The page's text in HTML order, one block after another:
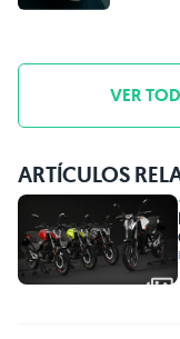
VER
ARTÍCULOS